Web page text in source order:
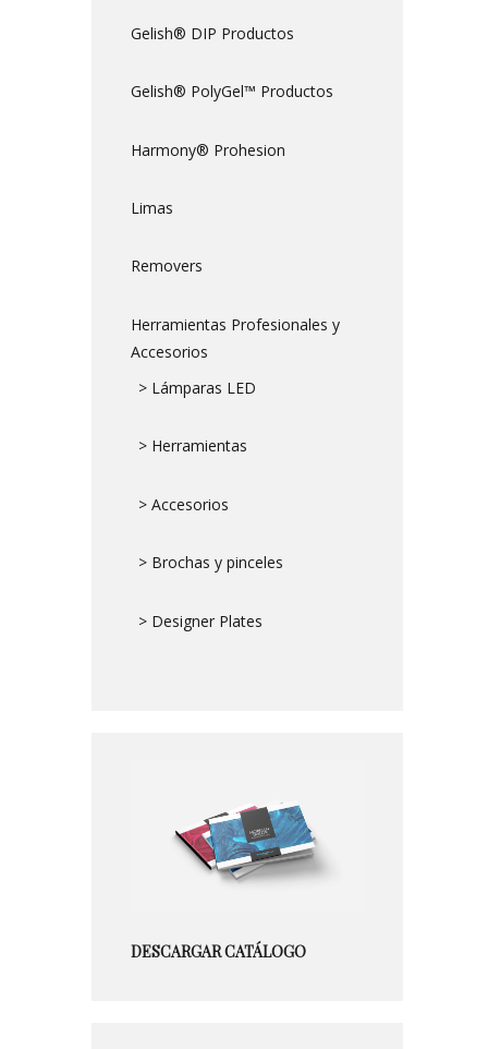
Gelish® DIP Productos
Gelish® PolyGel™ Productos
Harmony® Prohesion
Limas
Removers
Herramientas Profesionales y
Accesorios
> Lámparas LED
> Herramientas
> Accesorios
> Brochas y pinceles
> Designer Plates
DESCARGAR CATÁLOGO